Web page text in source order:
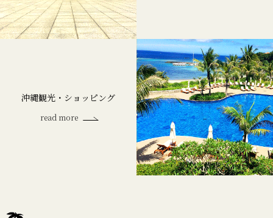
沖縄観光・ショッピング
read more